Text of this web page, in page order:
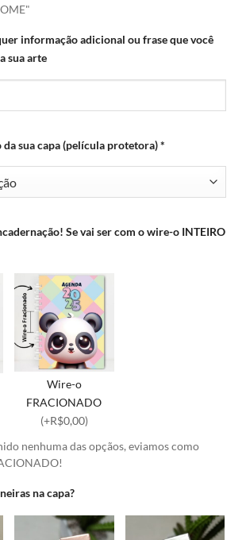
informação adicional ou frase que você
sua arte
da sua capa (película protetora)*
Se vai ser com o wire-o INTEIRO
Wire-o
FRACIONADO
(+R$0,00)
nenhuma das opçãos, eviamos como
na capa?